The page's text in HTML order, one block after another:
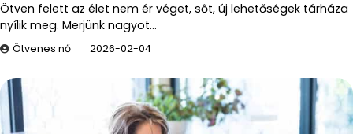
Ötven felett az élet nem ér véget, sőt, új lehetőségek tárháza
nyílik meg. Merjünk nagyot…
Ötvenes nő 2026-02-04